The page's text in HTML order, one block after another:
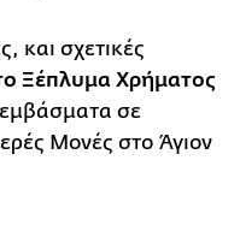
και σχετικές
Ξέπλυμα Χρήματος
εμβάσματα σε
Μονές στο Άγιον